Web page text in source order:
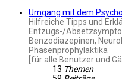
Umgang mit dem
Hilfreiche Tipps und
Entzugs-/
Benzodiazepinen,
Phasenprophylaktika
[für alle Benutzer und
13 Themen